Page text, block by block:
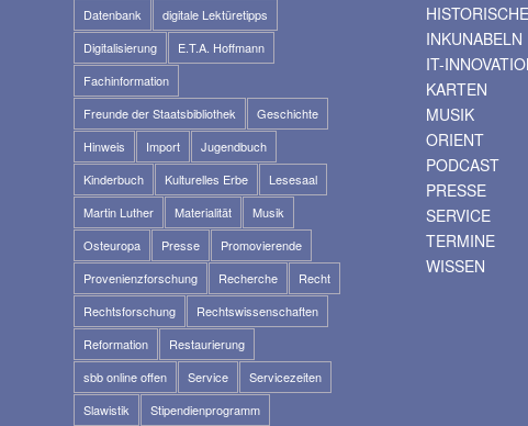
Datenbank
digitale Lektüretipps
Digitalisierung
E.T.A. Hoffmann
Fachinformation
Freunde der Staatsbibliothek
Geschichte
Hinweis
Import
Jugendbuch
Kinderbuch
Kulturelles Erbe
Lesesaal
Martin Luther
Materialität
Musik
Osteuropa
Presse
Promovierende
Provenienzforschung
Recherche
Recht
Rechtsforschung
Rechtswissenschaften
Reformation
Restaurierung
sbb online offen
Service
Servicezeiten
Slawistik
Stipendienprogramm
INKUNABELN
IT-
KARTEN
MUSIK
ORIENT
PODCAST
PRESSE
SERVICE
TERMINE
WISSEN